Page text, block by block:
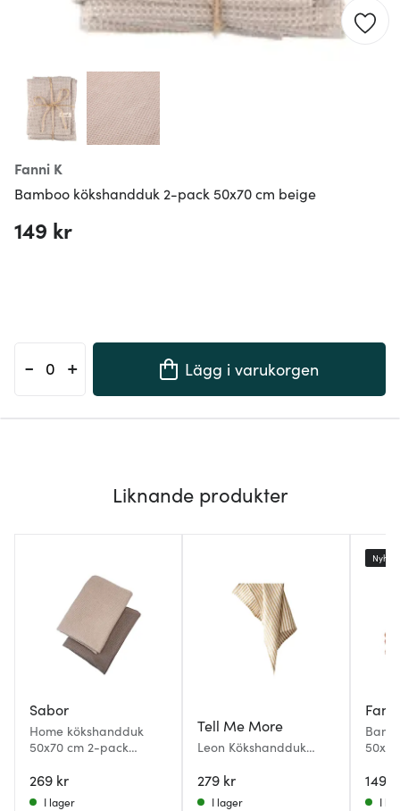
Fanni K
Bamboo kökshandduk 2-pack 50x70 cm beige
149 kr
- + Lägg i varukorgen
Liknande produkter
Sabor
Home kökshandduk
50x70 cm 2-pack
269 kr
I lager
Tell Me More
Leon Kökshandduk
279 kr
I lager
149
Nyhet
I